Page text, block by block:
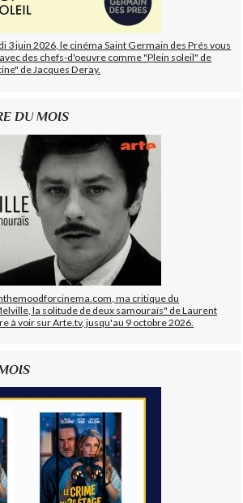
3 juin 2026, le cinéma Saint Germain des Prés vous
des chefs-d'oeuvre comme "Plein soleil" de
de Jacques Deray.
DU MOIS
ma critique du
la solitude de deux samouraïs" de Laurent
à voir sur Arte.tv, jusqu'au 9 octobre 2026.